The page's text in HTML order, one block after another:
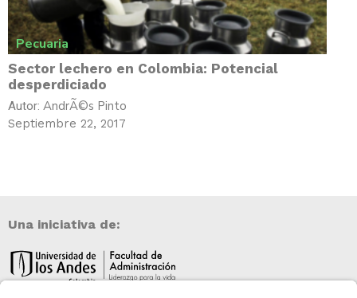
Pecuaria
Sector lechero en Colombia: Potencial
desperdiciado
Autor: AndrÃ©s Pinto
Septiembre 22, 2017
Una iniciativa de: